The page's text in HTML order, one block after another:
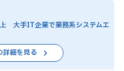
上 大手IT企業で業務系システムエ
詳細を見る